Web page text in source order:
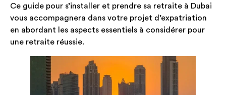
Ce guide pour s’installer et prendre sa retraite à Dubai
vous accompagnera dans votre projet d’expatriation
en abordant les aspects essentiels à considérer pour
une retraite réussie.